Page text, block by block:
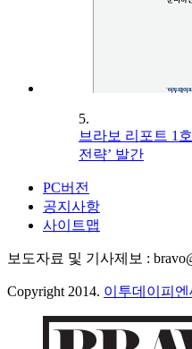
5.
브라보 리포트 1
전략’ 발간
PC버전
공지사항
사이트맵
보도자료 및 기사제보 :
Copyright 2014. 이투데이피엔